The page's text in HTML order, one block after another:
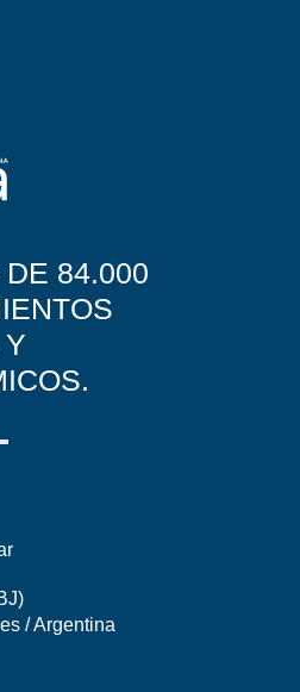
84.000
/ Argentina